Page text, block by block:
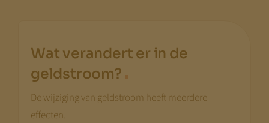
Wat verandert er in de
geldstroom? .
De wijziging van geldstroom heeft meerdere
effecten.